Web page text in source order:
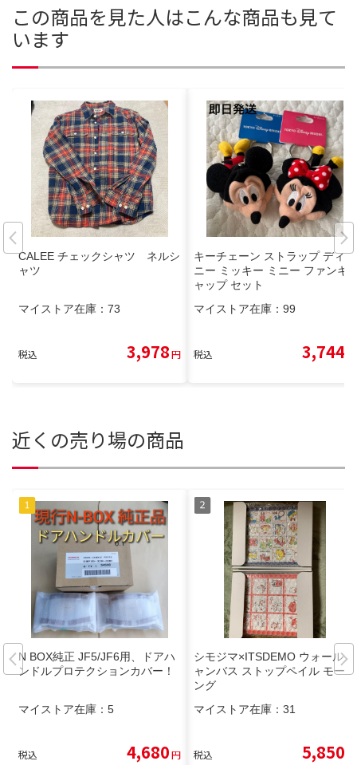
この商品を見た人はこんな商品も見て
います
CALEE チェックシャツ ネルシ
ャツ
マイストア在庫： 73
税込 3,978円
キーチェーン ストラップ ディズ
ニー ミッキー ミニー ファンキ
ャップ セット
マイストア在庫： 99
税込 3,744
近くの売り場の商品
N BOX純正 JF5/JF6用、ドアハ
ンドルプロテクションカバー！
マイストア在庫： 5
税込 4,680円
シモジマ×ITSDEMO ウォールキ
ャンバス ストップペイル モーニ
ング
マイストア在庫： 31
税込 5,850